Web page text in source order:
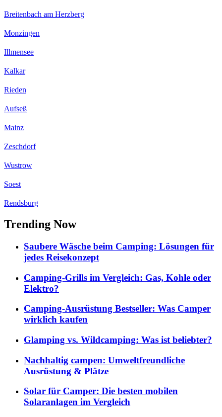
Breitenbach am Herzberg
Monzingen
Illmensee
Kalkar
Rieden
Aufseß
Mainz
Zeschdorf
Wustrow
Soest
Rendsburg
Trending Now
Saubere Wäsche beim Camping: Lösungen für
jedes Reisekonzept
Camping-Grills im Vergleich: Gas, Kohle oder
Elektro?
Camping-Ausrüstung Bestseller: Was Camper
wirklich kaufen
Glamping vs. Wildcamping: Was ist beliebter?
Nachhaltig campen: Umweltfreundliche
Ausrüstung & Plätze
Solar für Camper: Die besten mobilen
Solaranlagen im Vergleich